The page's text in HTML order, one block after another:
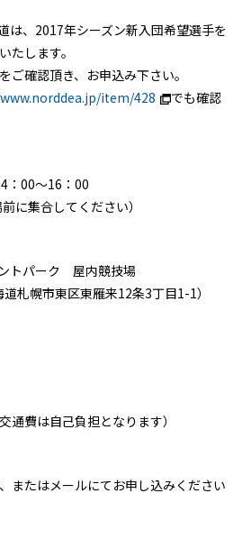
は、2017年シーズン新入団希望選手を
たします。
ご確認頂き、お申込み下さい。
item/428
でも確認
00～16：00
に集合してください）
トパーク 屋内競技場
札幌市東区東雁来12条3丁目1-1）
費は自己負担となります）
またはメールにてお申し込みください